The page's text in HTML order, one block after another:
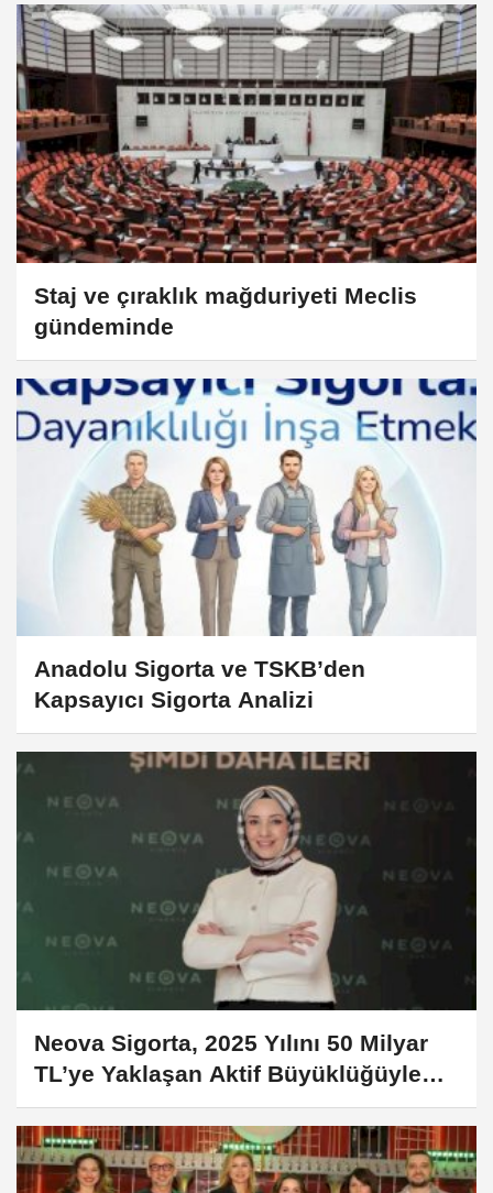
Staj ve çıraklık mağduriyeti Meclis
gündeminde
Anadolu Sigorta ve TSKB’den
Kapsayıcı Sigorta Analizi
Neova Sigorta, 2025 Yılını 50 Milyar
TL’ye Yaklaşan Aktif Büyüklüğüyle
Kapattı